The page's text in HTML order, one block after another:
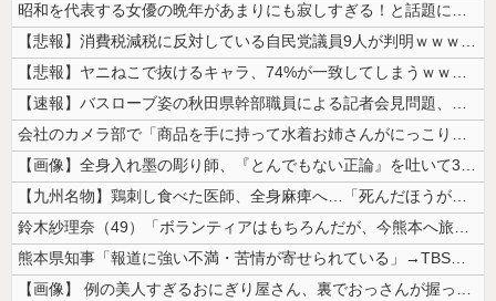
昭和を代表する女優の晩年があまりにも寂しすぎる！と話題に、自身の子供を...
【悲報】消費税減税に反対している自民党議員9人が判明ｗｗｗｗｗｗ
【悲報】ヤニねこで抜けるキャラ、74%が一致してしまうｗｗｗｗｗ
【速報】バスローブ姿の秋田県幹部職員による記者会見問題、ラブホテルから...
会社のカメラ部で「商品を手に持って水着お姉さんがにっこり」を撮影、だが...
【画像】全身入れ墨の彫り師、『とんでもない正論』を吐いて30万再生され...
【九州名物】鶏刺し食べた医師、全身麻痺へ…「死んだほうが良かったと思っ...
鈴木紗理奈（49）「ボランティアはもちろんだが、今熊本へ旅行に行くこと...
熊本県知事「報道に強い不満・苦情が寄せられている」→TBSの報道特集が...
【画像】 例の美人すぎるおにぎり屋さん、裏でおっさんが握っていたｗｗｗ...